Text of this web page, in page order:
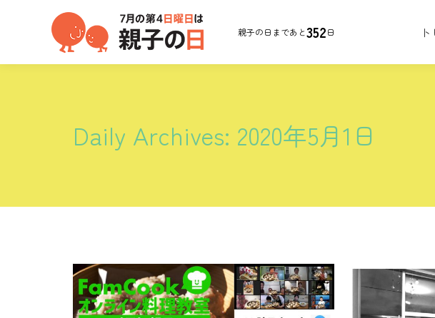
親子の日まであと352日
Daily Archives: 2020年5月1日